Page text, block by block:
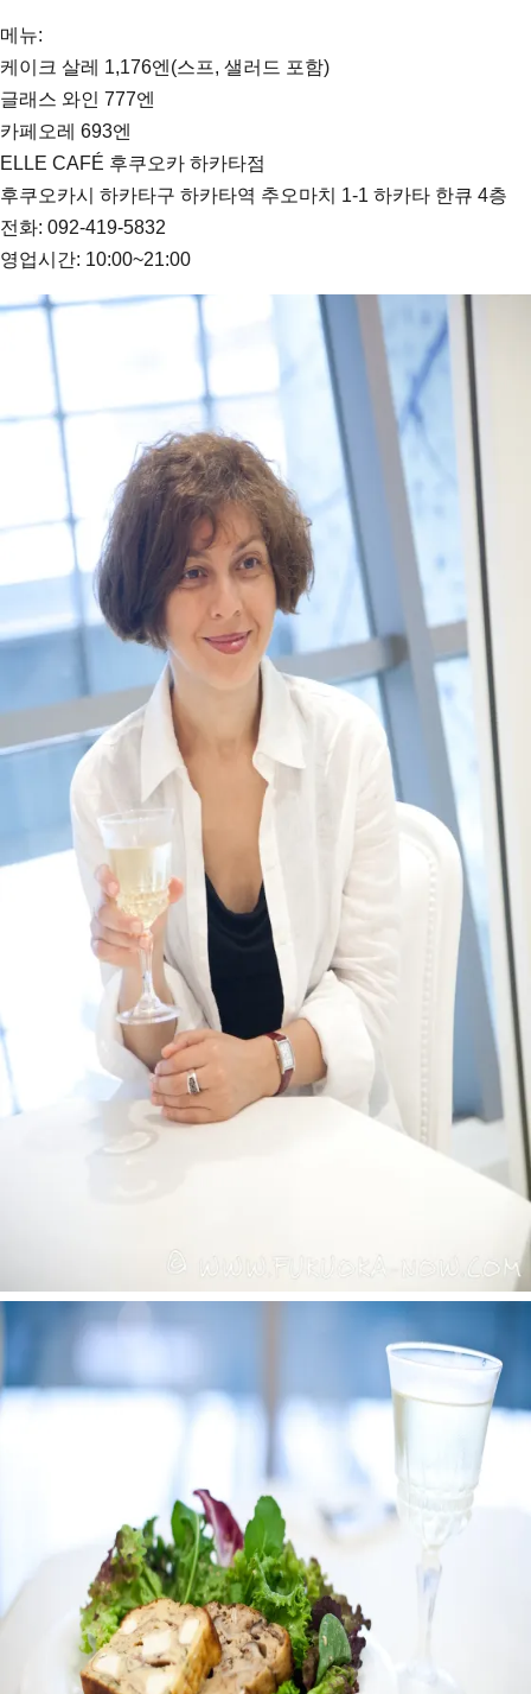
메뉴:
케이크 살레 1,176엔(스프, 샐러드 포함)
글래스 와인 777엔
카페오레 693엔
ELLE CAFÉ 후쿠오카 하카타점
후쿠오카시 하카타구 하카타역 추오마치 1-1 하카타 한큐 4층
전화: 092-419-5832
영업시간: 10:00~21:00